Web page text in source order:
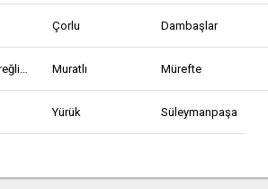
Çorlu Dambaşlar
Marmara Ereğlisi Muratlı Mürefte
Yürük Süleymanpaşa